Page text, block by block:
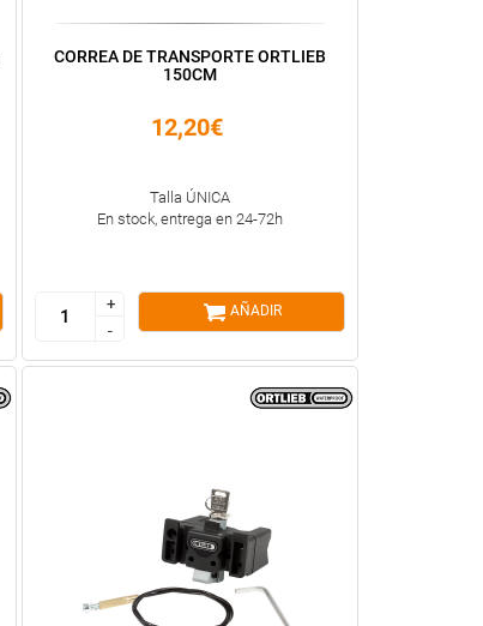
CORREA DE TRANSPORTE ORTLIEB
150CM
12,20€
Talla ÚNICA
En stock, entrega en 24-72h
+
-
+
-
AÑADIR